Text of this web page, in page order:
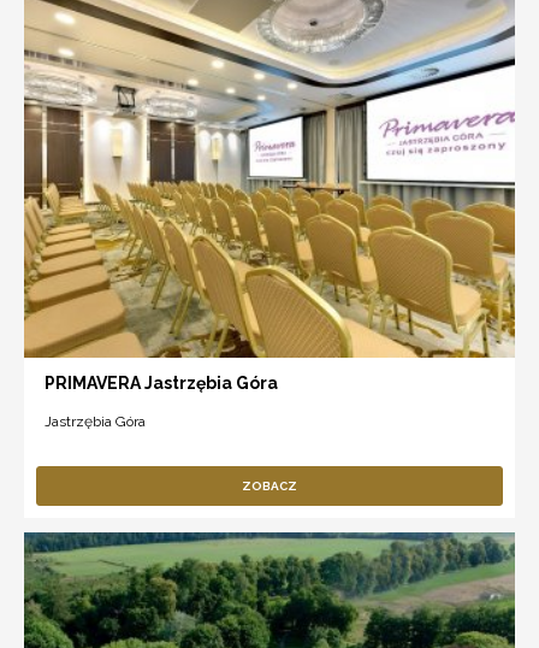
PRIMAVERA Jastrzębia Góra
Jastrzębia Góra
ZOBACZ